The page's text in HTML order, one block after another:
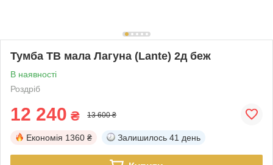
Тумба ТВ мала Лагуна (Lante) 2д беж
В наявності
Роздріб
12 240 ₴ 13 600 ₴
Економія 1360 ₴ Залишилось 41 день